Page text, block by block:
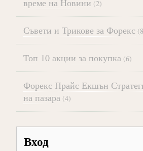
време на Новини (2)
Съвети и Трикове за Форекс
Топ 10 акции за покупка (6)
Форекс Прайс Екшън
на пазара (4)
Вход